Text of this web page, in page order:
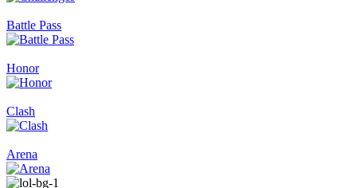
Battle Pass
Honor
Clash
Arena